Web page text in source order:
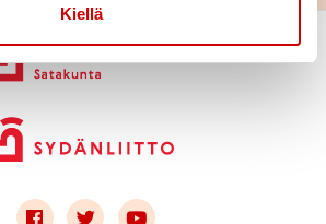
Kiellä
Link to facebook
Link to twitterLink to youtube